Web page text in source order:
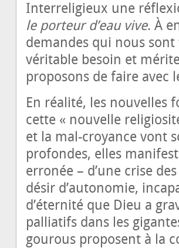
Interreligieux une
le porteur d’eau vive. À
demandes qui nous
véritable besoin et
proposons de faire avec
En réalité, les nouvelles
cette « nouvelle
et la mal-croyance vont
profondes, elles
erronée – d’une crise
désir d’autonomie,
d’éternité que Dieu a
palliatifs dans les
gourous proposent à la